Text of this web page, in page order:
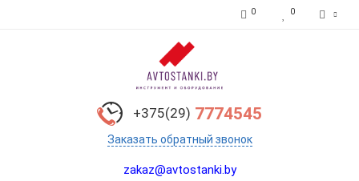
0 0
+375(29) 7774545
Заказать обратный звонок
zakaz@avtostanki.by